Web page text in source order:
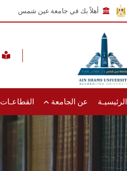
أهلاً بك في جامعة عين شمس
الرئيسيـة عن الجامعة القطاعـات